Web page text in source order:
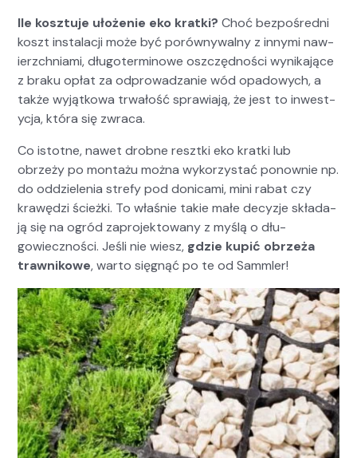
Ile kosz­tu­je ułoże­nie eko krat­ki? Choć bezpośred­ni
koszt insta­lacji może być porówny­wal­ny z inny­mi naw­
ierzch­ni­a­mi, dłu­goter­mi­nowe oszczęd­noś­ci wynika­jące
z braku opłat za odprowadzanie wód opad­owych, a
także wyjątkowa trwałość spraw­ia­ją, że jest to inwest­
y­c­ja, która się zwraca.
Co istotne, nawet drob­ne reszt­ki eko krat­ki lub
obrzeży po mon­tażu moż­na wyko­rzys­tać ponown­ie np.
do odd­zie­le­nia stre­fy pod donica­mi, mini rabat czy
krawędzi ścież­ki. To właśnie takie małe decyz­je składa­
ją się na ogród zapro­jek­towany z myślą o dłu­
gowiecznoś­ci. Jeśli nie wiesz, gdzie kupić obrzeża
trawnikowe, warto sięgnąć po te od Samm­ler!